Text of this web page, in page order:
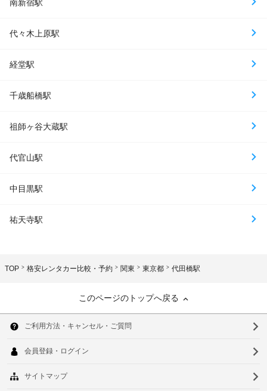
南新宿駅
代々木上原駅
経堂駅
千歳船橋駅
祖師ヶ谷大蔵駅
代官山駅
中目黒駅
祐天寺駅
TOP 格安レンタカー比較・予約 関東 東京都 代田橋駅
このページのトップへ戻る